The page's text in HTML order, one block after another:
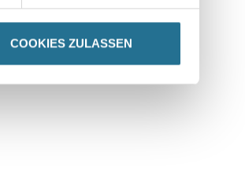
COOKIES ZULASSEN